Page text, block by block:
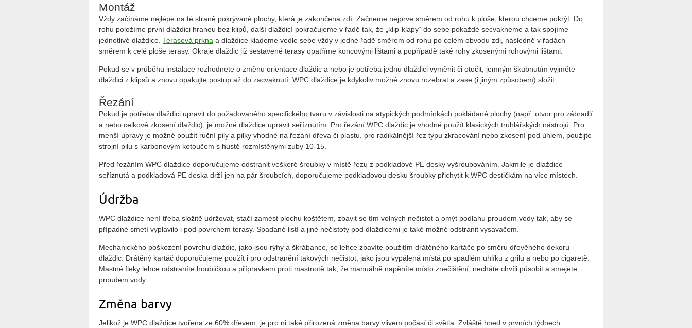
Montáž
Vždy začínáme nejlépe na té straně pokrývané plochy, která je zakončena zdí. Začneme nejprve směrem od rohu k ploše, kterou chceme pokrýt. Do
rohu položíme první dlaždici hranou bez klipů, další dlaždicí pokračujeme v řadě tak, že „klip-klapy“ do sebe pokaždé secvakneme a tak spojíme
jednotlivé dlaždice. Terasová prkna a dlaždice klademe vedle sebe vždy v jedné řadě směrem od rohu po celém obvodu zdi, následně v řadách
směrem k celé ploše terasy. Okraje dlaždic již sestavené terasy opatříme koncovými lištami a popřípadě také rohy zkosenými rohovými lištami.
Pokud se v průběhu instalace rozhodnete o změnu orientace dlaždic a nebo je potřeba jednu dlaždici vyměnit či otočit, jemným škubnutím vyjměte
dlaždici z klipsů a znovu opakujte postup až do zacvaknutí. WPC dlaždice je kdykoliv možné znovu rozebrat a zase (i jiným způsobem) složit.
Řezání
Pokud je potřeba dlaždici upravit do požadovaného specifického tvaru v závislosti na atypických podmínkách pokládané plochy (např. otvor pro zábradlí
a nebo celkové zkosení dlaždic), je možné dlaždice upravit seříznutím. Pro řezání WPC dlaždic je vhodné použít klasických truhlářských nástrojů. Pro
menší úpravy je možné použít ruční pily a pilky vhodné na řezání dřeva či plastu, pro radikálnější řez typu zkracování nebo zkosení pod úhlem, použijte
strojní pilu s karbonovým kotoučem s hustě rozmístěnými zuby 10-15.
Před řezáním WPC dlaždice doporučujeme odstranit veškeré šroubky v místě řezu z podkladové PE desky vyšroubováním. Jakmile je dlaždice
seříznutá a podkladová PE deska drží jen na pár šroubcích, doporučujeme podkladovou desku šroubky přichytit k WPC destičkám na více místech.
Údržba
WPC dlaždice není třeba složitě udržovat, stačí zamést plochu koštětem, zbavit se tím volných nečistot a omýt podlahu proudem vody tak, aby se
případné smetí vyplavilo i pod povrchem terasy. Spadané listí a jiné nečistoty pod dlaždicemi je také možné odstranit vysavačem.
Mechanického poškození povrchu dlaždic, jako jsou rýhy a škrábance, se lehce zbavíte použitím drátěného kartáče po směru dřevěného dekoru
dlaždic. Drátěný kartáč doporučujeme použít i pro odstranění takových nečistot, jako jsou vypálená místá po spadlém uhlíku z grilu a nebo po cigaretě.
Mastné fleky lehce odstraníte houbičkou a přípravkem proti mastnotě tak, že manuálně napěníte místo znečištění, necháte chvíli působit a smejete
proudem vody.
Změna barvy
Jelikož je WPC dlaždice tvořena ze 60% dřevem, je pro ni také přirozená změna barvy vlivem počasí či světla. Zvláště hned v prvních týdnech